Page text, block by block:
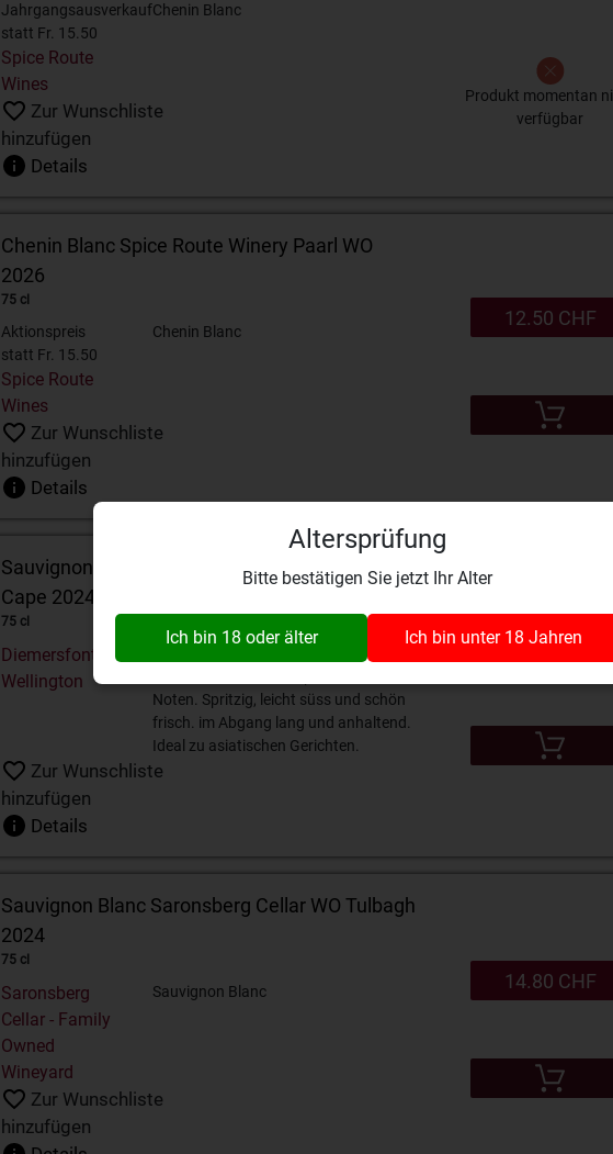
Altersprüfung
Bitte bestätigen Sie jetzt Ihr Alter
Ich bin 18 oder älter Ich bin unter 18 Jahren
Jahrgangsausverkauf
statt Fr. 15.50
Spice Route
Wines
Chenin Blanc
Zur Wunschliste
hinzufügen
Details
Produkt momentan
verfügbar
Chenin Blanc Spice Route Winery Paarl WO
2026
75 cl
Aktionspreis
statt Fr. 15.50
Spice Route
Wines
Chenin Blanc
Zur Wunschliste
hinzufügen
Details
12.50 CHF
Sauvignon Blanc Diemersfontein WO Western
Cape 2024
75 cl
Diemersfontein,
Wellington
Noten. Spritzig, leicht süss und schön
frisch. im Abgang lang und anhaltend.
Ideal zu asiatischen Gerichten.
Zur Wunschliste
hinzufügen
Details
15.50 CHF
Sauvignon Blanc Saronsberg Cellar WO Tulbagh
2024
75 cl
Saronsberg
Cellar - Family
Owned
Wineyard
Sauvignon Blanc
Zur Wunschliste
hinzufügen
14.80 CHF